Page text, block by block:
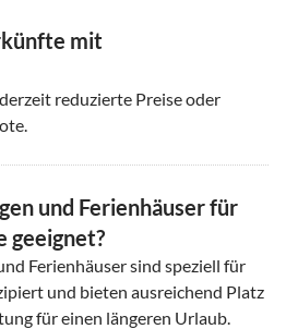
mit
reduzierte Preise oder
und Ferienhäuser für
geeignet?
Ferienhäuser sind speziell für
und bieten ausreichend Platz
für einen längeren Urlaub.